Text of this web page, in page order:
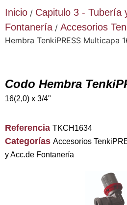
Inicio / Capitulo 3 - Tubería
Fontanería/ Accesorios
Hembra TenkiPRESS Multicapa
Codo Hembra
16(2,0) x 3/4"
Referencia TKCH1634
Categorías Accesorios
y Acc.de Fontanería